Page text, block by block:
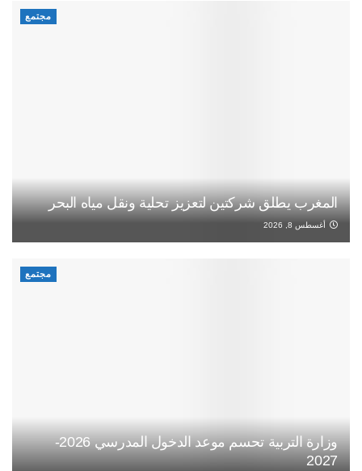
مجتمع
المغرب يطلق شركتين لتعزيز تحلية ونقل مياه البحر
أغسطس 8, 2026
مجتمع
وزارة التربية تحسم موعد الدخول المدرسي 2026-
2027